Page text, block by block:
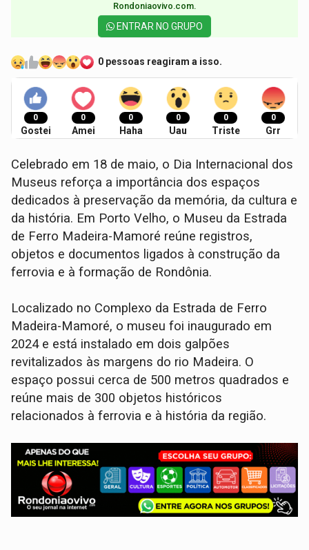
Rondoniaovivo.com.​
ENTRAR NO GRUPO
0 pessoas reagiram a isso.
0
Gostei
0
Amei
0
Haha
0
Uau
0
Triste
0
Grr
Celebrado em 18 de maio, o Dia Internacional dos
Museus reforça a importância dos espaços
dedicados à preservação da memória, da cultura e
da história. Em Porto Velho, o Museu da Estrada
de Ferro Madeira-Mamoré reúne registros,
objetos e documentos ligados à construção da
ferrovia e à formação de Rondônia.
Localizado no Complexo da Estrada de Ferro
Madeira-Mamoré, o museu foi inaugurado em
2024 e está instalado em dois galpões
revitalizados às margens do rio Madeira. O
espaço possui cerca de 500 metros quadrados e
reúne mais de 300 objetos históricos
relacionados à ferrovia e à história da região.